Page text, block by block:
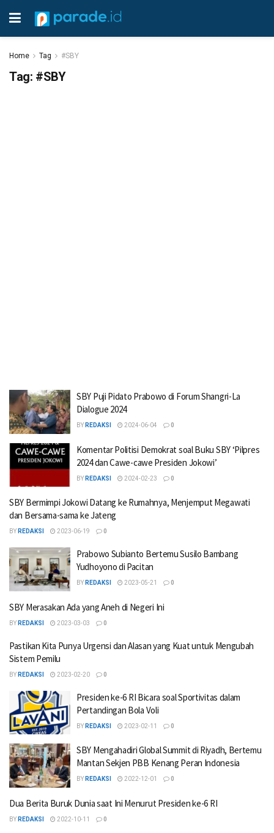
Home Tag #SBY
Tag: #SBY
SBY Puji Pidato Prabowo di Forum Shangri-La
Dialogue 2024
BY REDAKSI 2024-06-04 0
Komentar Politisi Demokrat soal Buku SBY ‘Pilpres
2024 dan Cawe-cawe Presiden Jokowi’
BY REDAKSI 2024-02-23 0
SBY Bermimpi Jokowi Datang ke Rumahnya, Menjemput Megawati
dan Bersama-sama ke Jateng
BY REDAKSI 2023-06-19 0
Prabowo Subianto Bertemu Susilo Bambang
Yudhoyono di Pacitan
BY REDAKSI 2023-05-21 0
SBY Merasakan Ada yang Aneh di Negeri Ini
BY REDAKSI 2023-03-03 0
Pastikan Kita Punya Urgensi dan Alasan yang Kuat untuk Mengubah
Sistem Pemilu
BY REDAKSI 2023-02-20 0
Presiden ke-6 RI Bicara soal Sportivitas dalam
Pertandingan Bola Voli
BY REDAKSI 2023-02-11 0
SBY Mengahadiri Global Summit di Riyadh, Bertemu
Mantan Sekjen PBB Kenang Peran Indonesia
BY REDAKSI 2022-12-01 0
Dua Berita Buruk Dunia saat Ini Menurut Presiden ke-6 RI
BY REDAKSI 2022-10-11 0